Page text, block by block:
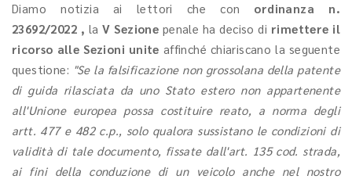
Diamo notizia ai lettori che con ordinanza n.
23692/2022 , la V Sezione penale ha deciso di rimettere il
ricorso alle Sezioni unite affinché chiariscano la seguente
questione: "Se la falsificazione non grossolana della patente
di guida rilasciata da uno Stato estero non appartenente
all'Unione europea possa costituire reato, a norma degli
artt. 477 e 482 c.p., solo qualora sussistano le condizioni di
validità di tale documento, fissate dall'art. 135 cod. strada,
ai fini della conduzione di un veicolo anche nel nostro